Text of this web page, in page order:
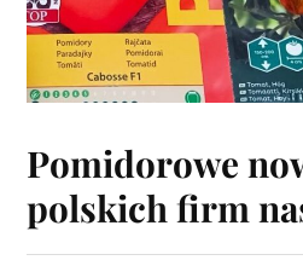
Pomidorowe
polskich firm